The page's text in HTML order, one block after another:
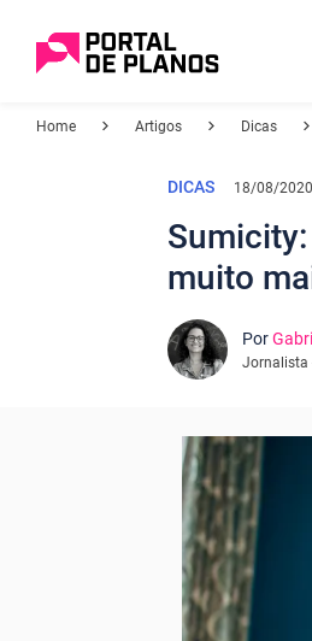
Home Artigos Dicas
DICAS 18/08/2020
muito
Por
Jornalista